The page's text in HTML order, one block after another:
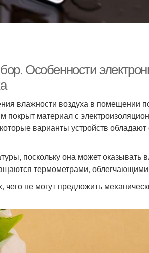
Особенности
влажности воздуха в помещении
покрыт материал с
варианты устройств
поскольку она может оказывать
термометрами,
не могут предложить